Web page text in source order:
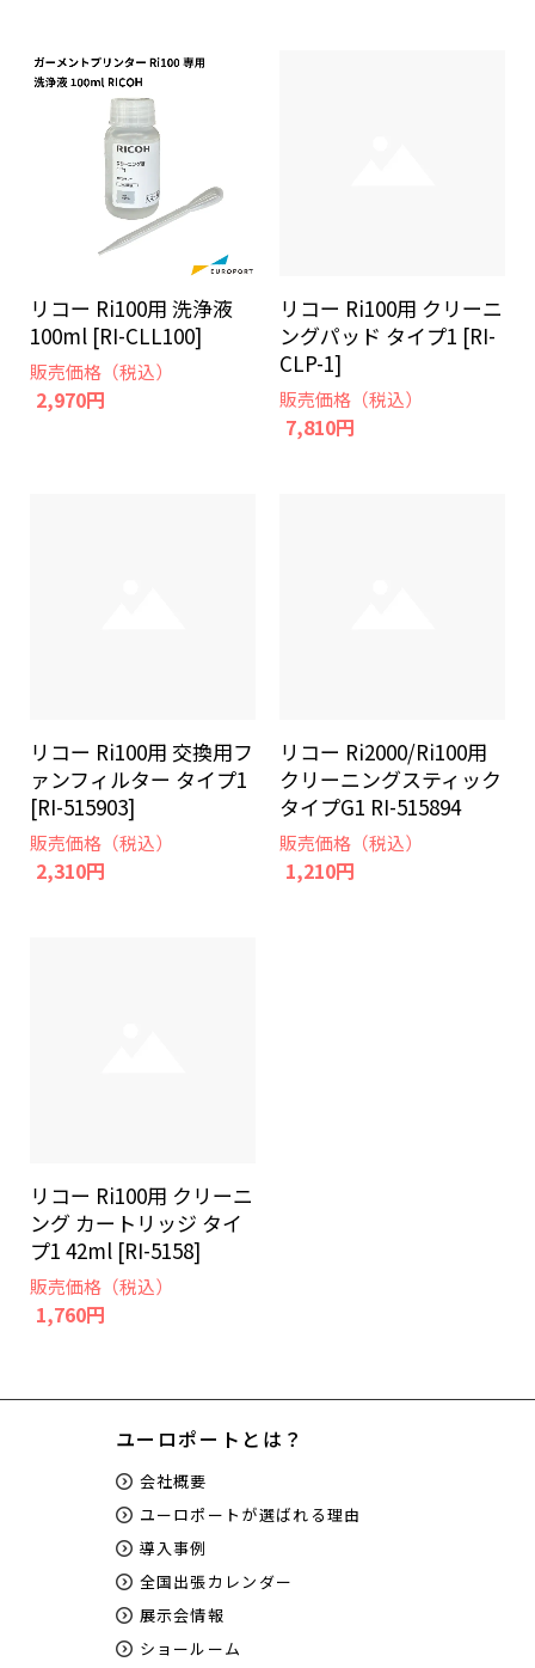
リコー Ri100用 洗浄液
100ml [RI-CLL100]
販売価格（税込）
2,970円
リコー Ri100用 クリーニ
ングパッド タイプ1 [RI-
CLP-1]
販売価格（税込）
7,810円
リコー Ri100用 交換用フ
ァンフィルター タイプ1
[RI-515903]
販売価格（税込）
2,310円
リコー Ri2000/Ri100用
クリーニングスティック
タイプG1 RI-515894
販売価格（税込）
1,210円
リコー Ri100用 クリーニ
ング カートリッジ タイ
プ1 42ml [RI-5158]
販売価格（税込）
1,760円
ユーロポートとは？
会社概要
ユーロポートが選ばれる理由
導入事例
全国出張カレンダー
展示会情報
ショールーム